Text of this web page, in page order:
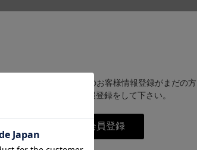
GPPオンラインショップのお客様情報登録がまだの方
は、こちらからお客様情報登録をして下さい。